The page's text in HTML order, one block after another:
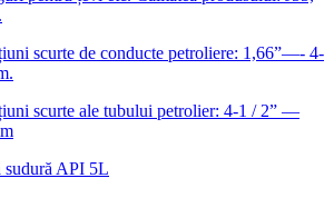
scurte de conducte petroliere: 1,66”—- 4-
scurte ale tubului petrolier: 4-1 / 2” —